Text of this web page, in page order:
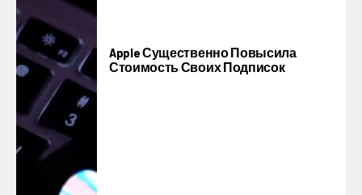
Apple Существенно Повысила
Стоимость Своих Подписок